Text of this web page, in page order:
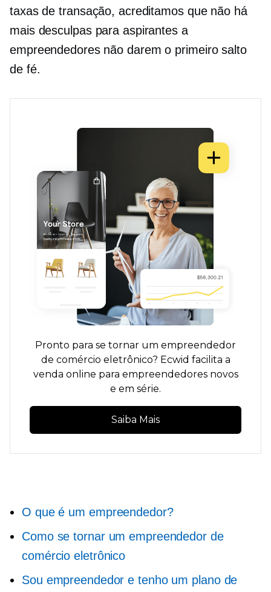
taxas de transação, acreditamos que não há
mais desculpas para aspirantes a
empreendedores não darem o primeiro salto
de fé.
Pronto para se tornar um empreendedor
de comércio eletrônico? Ecwid facilita a
venda online para empreendedores novos
e em série.
Saiba Mais
O que é um empreendedor?
Como se tornar um empreendedor de
comércio eletrônico
Sou empreendedor e tenho um plano de